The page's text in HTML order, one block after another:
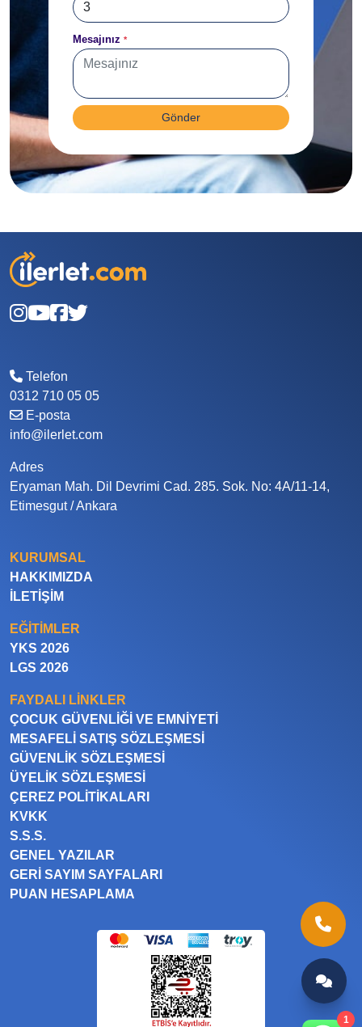
Mesajınız *
Gönder
Telefon
0312 710 05 05
E-posta
info@ilerlet.com
Adres
Eryaman Mah. Dil Devrimi Cad. 285. Sok. No: 4A/11-14,
Etimesgut / Ankara
KURUMSAL
HAKKIMIZDA
İLETIŞIM
EĞITIMLER
YKS 2026
LGS 2026
FAYDALI LINKLER
ÇOCUK GÜVENLIĞI VE EMNIYETI
MESAFELI SATIŞ SÖZLEŞMESI
GÜVENLIK SÖZLEŞMESI
ÜYELIK SÖZLEŞMESI
ÇEREZ POLITIKALARI
KVKK
S.S.S.
GENEL YAZILAR
GERI SAYIM SAYFALARI
PUAN HESAPLAMA
1